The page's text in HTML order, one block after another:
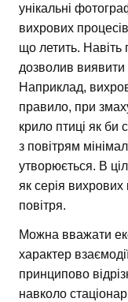
унікальні
вихрових
що летить. Навіть
дозволив виявити
Наприклад,
правило, при
крило птиці як би
з повітрям
утворюється. В
як серія вихрових
повітря.
Можна вважати
характер
принципово
навколо